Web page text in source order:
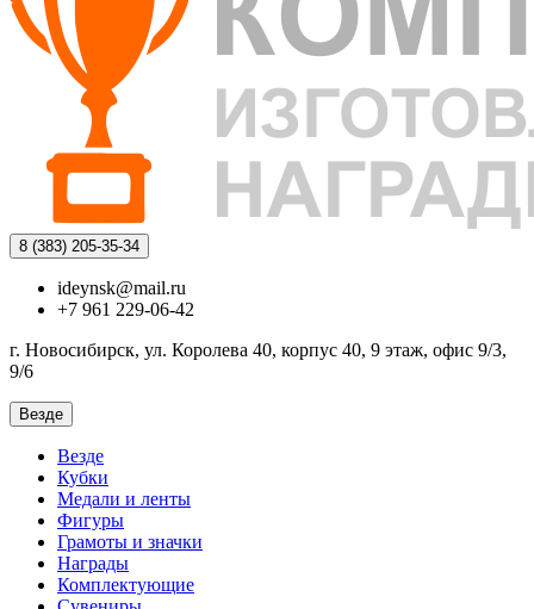
8 (383) 205-35-34
ideynsk@mail.ru
+7 961 229-06-42
г. Новосибирск, ул. Королева 40, корпус 40, 9 этаж, офис 9/3,
9/6
Везде
Везде
Кубки
Медали и ленты
Фигуры
Грамоты и значки
Награды
Комплектующие